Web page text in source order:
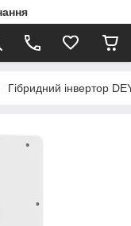
Гібридний інвертор